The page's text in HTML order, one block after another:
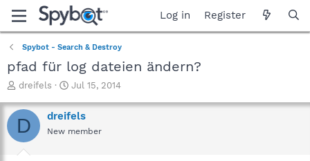
Log in Register
Spybot - Search & Destroy
pfad für log dateien ändern?
T
r
e
a
dreifels
S
a
r
t
Jul 15, 2014
D dreifels
New member